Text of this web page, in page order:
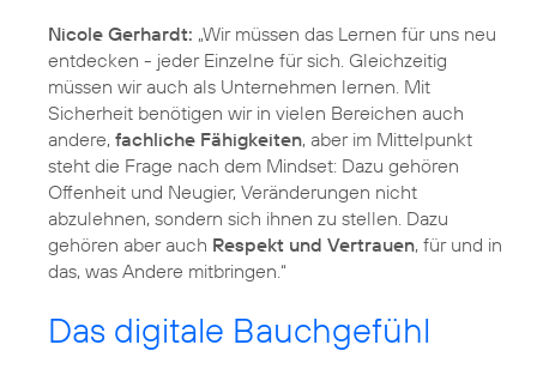
Nicole Gerhardt: „Wir müssen das Lernen für uns neu
entdecken - jeder Einzelne für sich. Gleichzeitig
müssen wir auch als Unternehmen lernen. Mit
Sicherheit benötigen wir in vielen Bereichen auch
andere, fachliche Fähigkeiten, aber im Mittelpunkt
steht die Frage nach dem Mindset: Dazu gehören
Offenheit und Neugier, Veränderungen nicht
abzulehnen, sondern sich ihnen zu stellen. Dazu
gehören aber auch Respekt und Vertrauen, für und in
das, was Andere mitbringen.“
Das digitale Bauchgefühl